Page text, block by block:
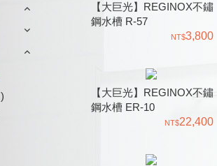
)
【大巨光】REGINOX不鏽
鋼水槽 R-57
3,800
【大巨光】REGINOX不鏽
鋼水槽 ER-10
22,400